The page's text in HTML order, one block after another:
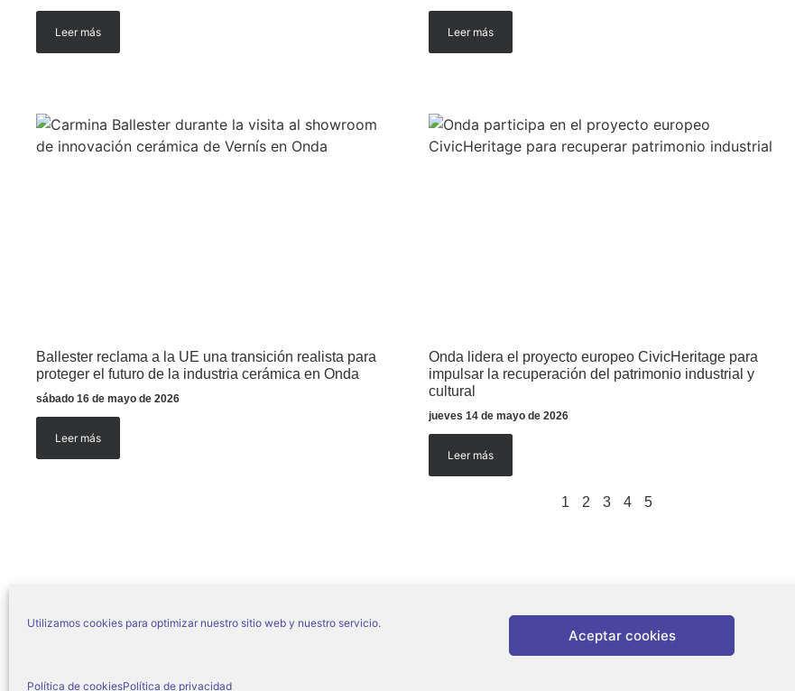
Utilizamos cookies para optimizar nuestro sitio web y nuestro servicio.
Aceptar cookies
Política de cookiesPolítica de privacidad
Leer más Leer más
Ballester reclama a la UE una transición realista para
proteger el futuro de la industria cerámica en Onda
sábado 16 de mayo de 2026
Leer más
Onda lidera el proyecto europeo CivicHeritage para
impulsar la recuperación del patrimonio industrial y
cultural
jueves 14 de mayo de 2026
Leer más
1 2 3 4 5
Política de privacidad|Política de cookies